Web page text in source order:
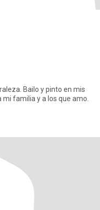
Bailo y pinto en mis
familia y a los que amo.